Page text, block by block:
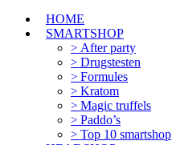
HOME
SMARTSHOP
After party
Drugstesten
Formules
Kratom
Magic truffels
Paddo’s
Top 10 smartshop